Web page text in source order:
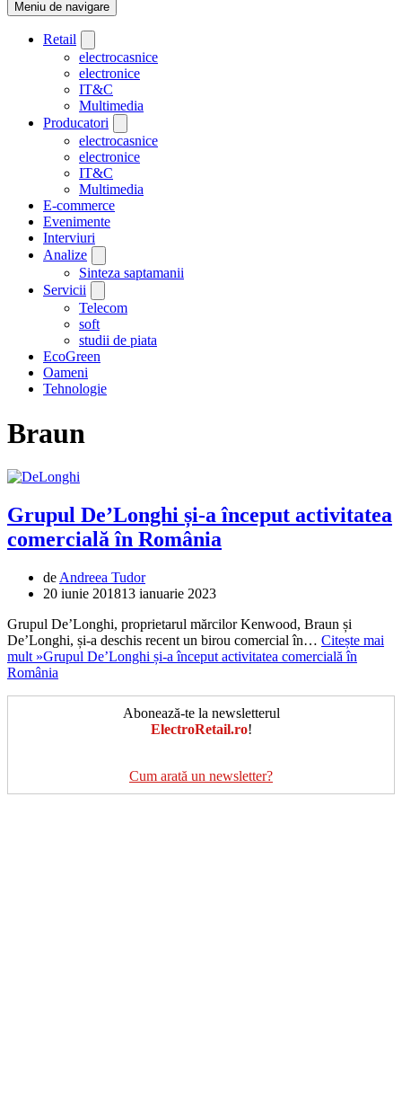
Meniu de navigare
Retail
electrocasnice
electronice
IT&C
Multimedia
Producatori
electrocasnice
electronice
IT&C
Multimedia
E-commerce
Evenimente
Interviuri
Analize
Sinteza saptamanii
Servicii
Telecom
soft
studii de piata
EcoGreen
Oameni
Tehnologie
Braun
Grupul De’Longhi și-a început activitatea
comercială în România
de Andreea Tudor
20 iunie 201813 ianuarie 2023
Grupul De’Longhi, proprietarul mărcilor Kenwood, Braun și
De’Longhi, și-a deschis recent un birou comercial în… Citește mai
mult »Grupul De’Longhi și-a început activitatea comercială în
România
Abonează-te la newsletterul
ElectroRetail.ro!
Cum arată un newsletter?